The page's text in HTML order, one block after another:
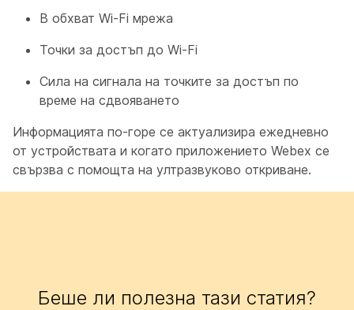
В обхват Wi-Fi мрежа
Точки за достъп до Wi-Fi
Сила на сигнала на точките за достъп по
време на сдвояването
Информацията по-горе се актуализира ежедневно
от устройствата и когато приложението Webex се
свързва с помощта на ултразвуково откриване.
Беше ли полезна тази статия?